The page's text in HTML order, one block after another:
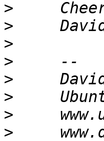
>
>
>
>
>
>
>
>